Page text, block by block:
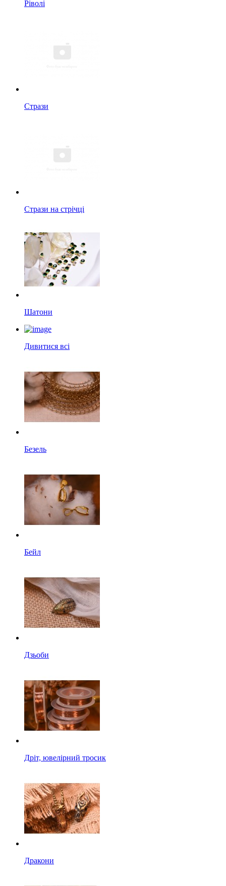
Ріволі
Стрази
Стрази на стрічці
Шатони
Дивитися всі
Безель
Бейл
Дзьоби
Дріт, ювелірний тросик
Дракони